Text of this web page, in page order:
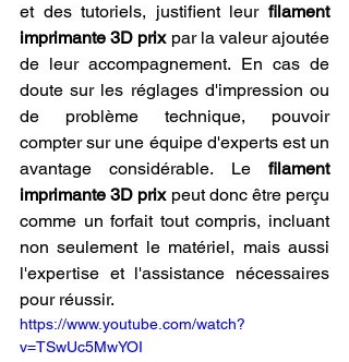
et des tutoriels, justifient leur filament
imprimante 3D prix par la valeur ajoutée
de leur accompagnement. En cas de
doute sur les réglages d'impression ou
de problème technique, pouvoir
compter sur une équipe d'experts est un
avantage considérable. Le filament
imprimante 3D prix peut donc être perçu
comme un forfait tout compris, incluant
non seulement le matériel, mais aussi
l'expertise et l'assistance nécessaires
pour réussir.
https://www.youtube.com/watch?
v=TSwUc5MwYOI